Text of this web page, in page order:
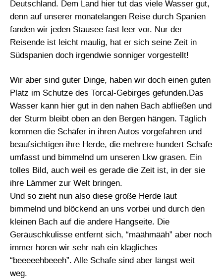
Deutschland. Dem Land hier tut das viele Wasser gut,
denn auf unserer monatelangen Reise durch Spanien
fanden wir jeden Stausee fast leer vor. Nur der
Reisende ist leicht maulig, hat er sich seine Zeit in
Südspanien doch irgendwie sonniger vorgestellt!
Wir aber sind guter Dinge, haben wir doch einen guten
Platz im Schutze des Torcal-Gebirges gefunden.Das
Wasser kann hier gut in den nahen Bach abfließen und
der Sturm bleibt oben an den Bergen hängen. Täglich
kommen die Schäfer in ihren Autos vorgefahren und
beaufsichtigen ihre Herde, die mehrere hundert Schafe
umfasst und bimmelnd um unseren Lkw grasen. Ein
tolles Bild, auch weil es gerade die Zeit ist, in der sie
ihre Lämmer zur Welt bringen.
Und so zieht nun also diese große Herde laut
bimmelnd und blöckend an uns vorbei und durch den
kleinen Bach auf die andere Hangseite. Die
Geräuschkulisse entfernt sich, “määhmääh” aber noch
immer hören wir sehr nah ein klägliches
“beeeeehbeeeh”. Alle Schafe sind aber längst weit
weg.